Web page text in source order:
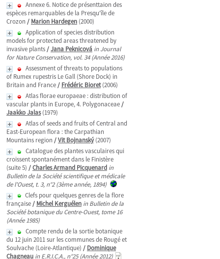
Annexe 6. Notice de présenttaion des
espèces remarquables de la Presqu'île de
Crozon / Marion Hardegen (2000)
Application of species distribution
models for protected areas threatened by
invasive plants/Jana Peknicová in Journal
for Nature Conservation, vol. 34 (Année 2016)
Assessment of threats to populations
of Rumex rupestris Le Gall (Shore Dock) in
Britain and France/ Frédéric Bioret(2006)
Atlas florae europaeae : distribution of
vascular plants in Europe, 4. Polygonaceae/
Jaakko Jalas(1979)
Atlas of seeds and fruits of Central and
East-European flora : the Carpathian
Mountains region /Vit Bojnanský(2007)
Catalogue des plantes vasculaires qui
croissent spontanément dans le Finistère
(suite 5) /Charles Armand Picquenard in
Bulletin de la Société scientifique et médicale
de l'Ouest, t. 3, n°2 (3ème année, 1894)
Clefs pour quelques genres de la flore
française/ Michel Kerguélen in Bulletin de la
Société botanique du Centre-Ouest, tome 16
(Année 1985)
Compte rendu de la sortie botanique
du 12 juin 2011 sur les communes de Rougé et
Soulvache (Loire-Atlantique) / Dominique
Chagneau in E.R.I.C.A., n°25 (Année 2012)